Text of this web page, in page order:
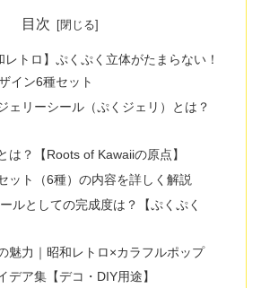
目次
レトロ】ぷくぷく立体がたまらない！
イン6種セット
ェリーシール（ぷくジェリ）とは？
？【Roots of Kawaiiの原点】
ット（6種）の内容を詳しく解説
ルとしての完成度は？【ぷくぷく
魅力｜昭和レトロ×カラフルポップ
ア集【デコ・DIY用途】